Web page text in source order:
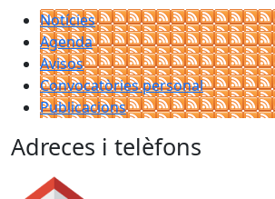
Notícies
Agenda
Avisos
Convocatòries personal
Publicacions
Adreces i telèfons